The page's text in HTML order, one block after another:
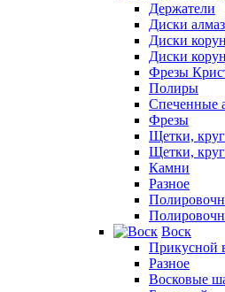
Держатели
Диски
Диски
Диски
Фрезы
Полиры
Спеченные
Фрезы
Щетки,
Щетки,
Камни
Разное
Воск
Прикусной
Разное
Восковые